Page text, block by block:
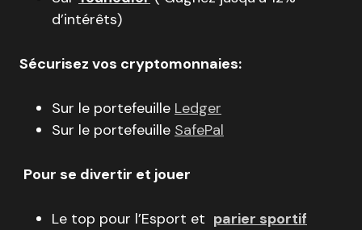
d’intérêts)
Sécurisez vos cryptomonnaies:
Sur le portefeuille Ledger
Sur le portefeuille SafePal
Pour se divertir et jouer
Le top pour l’Esport et parier sportif